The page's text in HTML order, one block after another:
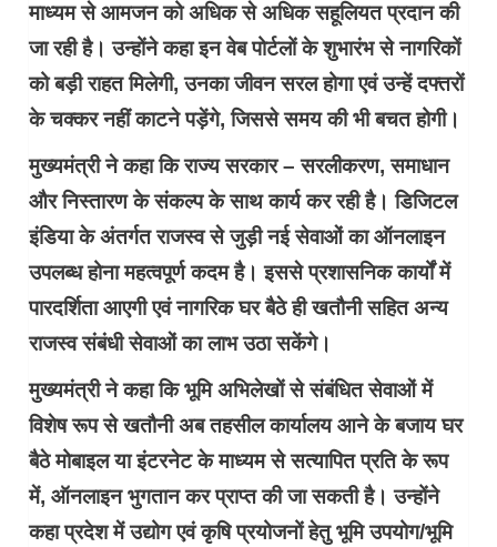
माध्यम से आमजन को अधिक से अधिक सहूलियत प्रदान की
जा रही है। उन्होंने कहा इन वेब पोर्टलों के शुभारंभ से नागरिकों
को बड़ी राहत मिलेगी, उनका जीवन सरल होगा एवं उन्हें दफ्तरों
के चक्कर नहीं काटने पड़ेंगे, जिससे समय की भी बचत होगी।
मुख्यमंत्री ने कहा कि राज्य सरकार – सरलीकरण, समाधान
और निस्तारण के संकल्प के साथ कार्य कर रही है। डिजिटल
इंडिया के अंतर्गत राजस्व से जुड़ी नई सेवाओं का ऑनलाइन
उपलब्ध होना महत्वपूर्ण कदम है। इससे प्रशासनिक कार्यों में
पारदर्शिता आएगी एवं नागरिक घर बैठे ही खतौनी सहित अन्य
राजस्व संबंधी सेवाओं का लाभ उठा सकेंगे।
मुख्यमंत्री ने कहा कि भूमि अभिलेखों से संबंधित सेवाओं में
विशेष रूप से खतौनी अब तहसील कार्यालय आने के बजाय घर
बैठे मोबाइल या इंटरनेट के माध्यम से सत्यापित प्रति के रूप
में, ऑनलाइन भुगतान कर प्राप्त की जा सकती है। उन्होंने
कहा प्रदेश में उद्योग एवं कृषि प्रयोजनों हेतु भूमि उपयोग/भूमि